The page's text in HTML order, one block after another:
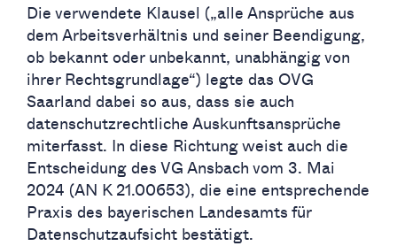
Die verwendete Klausel („alle Ansprüche aus
dem Arbeitsverhältnis und seiner Beendigung,
ob bekannt oder unbekannt, unabhängig von
ihrer Rechtsgrundlage“) legte das OVG
Saarland dabei so aus, dass sie auch
datenschutzrechtliche Auskunftsansprüche
miterfasst. In diese Richtung weist auch die
Entscheidung des VG Ansbach vom 3. Mai
2024 (AN K 21.00653), die eine entsprechende
Praxis des bayerischen Landesamts für
Datenschutzaufsicht bestätigt.